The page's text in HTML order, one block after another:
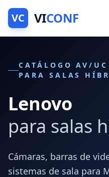
VC VICONF
CATÁLOGO AV/
PARA SALAS
Lenovo
para salas
Cámaras, barras de
sistemas de sala para